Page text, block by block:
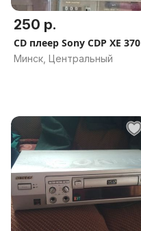
250 р.
CD плеер Sony CDP XE 370
Минск, Центральный